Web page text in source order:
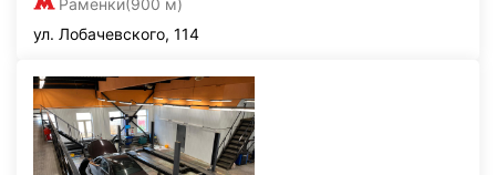
Раменки(900 м)
ул. Лобачевского, 114